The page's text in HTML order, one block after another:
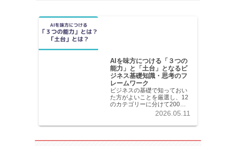
AIを味方につける「３つの
能力」と「土台」となるビ
ジネス基礎知識・思考のフ
レームワーク
ビジネスの基礎で知っておい
た方がよいことを厳選し、12
のカテゴリーに分けて200記
事以上を掲載しています。各
います。
2026.05.11